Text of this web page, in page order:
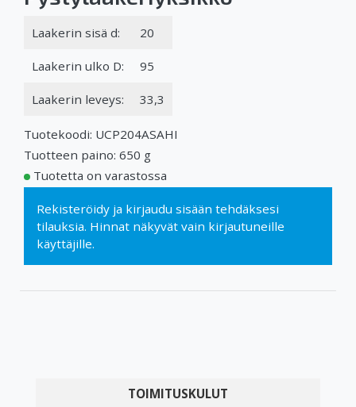
Laakerin sisä d: 20
Laakerin ulko D: 95
Laakerin leveys: 33,3
Tuotekoodi: UCP204ASAHI
Tuotteen paino: 650 g
Tuotetta on varastossa
Rekisteröidy ja kirjaudu sisään tehdäksesi
tilauksia. Hinnat näkyvät vain kirjautuneille
käyttäjille.
TOIMITUSKULUT